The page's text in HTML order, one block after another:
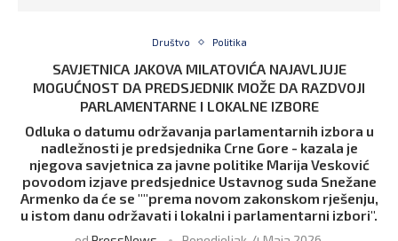
Društvo Politika
SAVJETNICA JAKOVA MILATOVIĆA NAJAVLJUJE
MOGUĆNOST DA PREDSJEDNIK MOŽE DA RAZDVOJI
PARLAMENTARNE I LOKALNE IZBORE
Odluka o datumu održavanja parlamentarnih izbora u
nadležnosti je predsjednika Crne Gore - kazala je
njegova savjetnica za javne politike Marija Vesković
povodom izjave predsjednice Ustavnog suda Snežane
Armenko da će se ""prema novom zakonskom rješenju,
u istom danu održavati i lokalni i parlamentarni izbori".